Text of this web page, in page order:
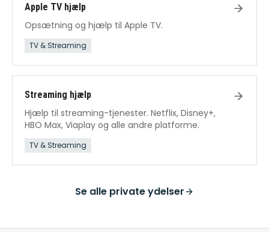
Apple TV hjælp
Opsætning og hjælp til Apple TV.
TV & Streaming
Streaming hjælp
Hjælp til streaming-tjenester. Netflix, Disney+,
HBO Max, Viaplay og alle andre platforme.
TV & Streaming
Se alle private ydelser